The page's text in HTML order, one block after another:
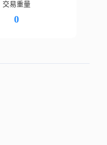
交易重量
0